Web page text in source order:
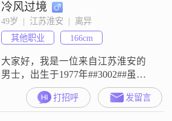
自认为自己是一个温柔体贴
##3001##善解人意的人##3002##在
生活中，我总是以开朗爱笑的态度
去面对一切，这种乐观积极的
冷风过境
49岁  |  江苏淮安  |  离异
其他职业
166cm
大家好，我是一位来自江苏淮安的
男士，出生于1977年##3002##虽然
我的身高只有166cm，但我相信，身
高并不是衡量一个人的全部标准
##3002##我月收入在12001到20000
打招呼 发留言